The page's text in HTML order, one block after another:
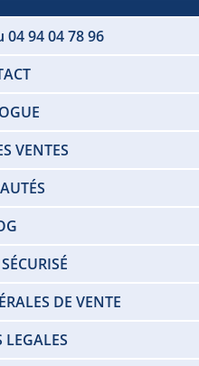
94 04 78 96
VENTES
DE VENTE